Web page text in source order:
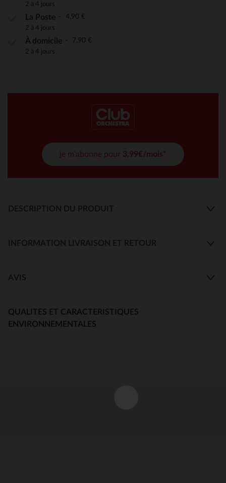
2 à 4 jours
La Poste 4,90 €
2 à 4 jours
À domicile 7,90 €
2 à 4 jours
je m'abonne pour 3,99€/mois*
DESCRIPTION DU PRODUIT
INFORMATION LIVRAISON ET RETOUR
AVIS
QUALITES ET CARACTERISTIQUES
ENVIRONNEMENTALES